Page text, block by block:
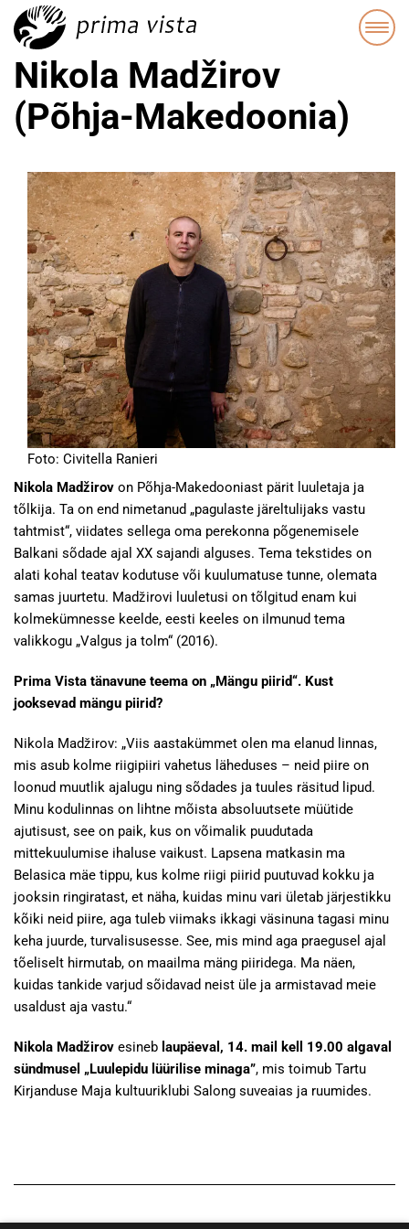
Nikola Madžirov
(Põhja-Makedoonia)
Foto: Civitella Ranieri
Nikola Madžirov on Põhja-Makedooniast pärit luuletaja ja
tõlkija. Ta on end nimetanud „pagulaste järeltulijaks vastu
tahtmist“, viidates sellega oma perekonna põgenemisele
Balkani sõdade ajal XX sajandi alguses. Tema tekstides on
alati kohal teatav kodutuse või kuulumatuse tunne, olemata
samas juurtetu. Madžirovi luuletusi on tõlgitud enam kui
kolmekümnesse keelde, eesti keeles on ilmunud tema
valikkogu „Valgus ja tolm“ (2016).
Prima Vista tänavune teema on „Mängu piirid“. Kust
jooksevad mängu piirid?
Nikola Madžirov: „Viis aastakümmet olen ma elanud linnas,
mis asub kolme riigipiiri vahetus läheduses – neid piire on
loonud muutlik ajalugu ning sõdades ja tuules räsitud lipud.
Minu kodulinnas on lihtne mõista absoluutsete müütide
ajutisust, see on paik, kus on võimalik puudutada
mittekuulumise ihaluse vaikust. Lapsena matkasin ma
Belasica mäe tippu, kus kolme riigi piirid puutuvad kokku ja
jooksin ringiratast, et näha, kuidas minu vari ületab järjestikku
kõiki neid piire, aga tuleb viimaks ikkagi väsinuna tagasi minu
keha juurde, turvalisusesse. See, mis mind aga praegusel ajal
tõeliselt hirmutab, on maailma mäng piiridega. Ma näen,
kuidas tankide varjud sõidavad neist üle ja armistavad meie
usaldust aja vastu.“
Nikola Madžirov esineb laupäeval, 14. mail kell 19.00 algaval
sündmusel „Luulepidu lüürilise minaga”, mis toimub Tartu
Kirjanduse Maja kultuuriklubi Salong suveaias ja ruumides.